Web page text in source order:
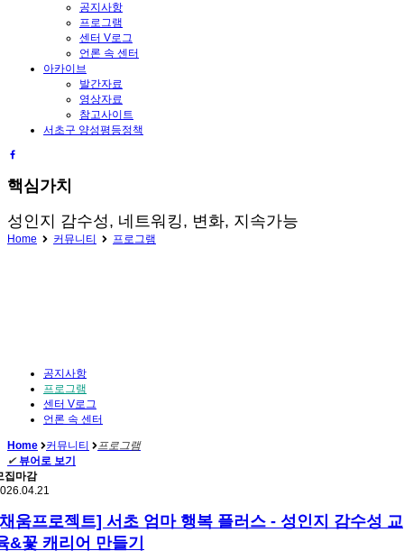
공지사항
프로그램
센터 V로그
언론 속 센터
아카이브
발간자료
영상자료
참고사이트
서초구 양성평등정책
핵심가치
성인지 감수성, 네트워킹, 변화, 지속가능
Home 커뮤니티 프로그램
공지사항
프로그램
센터 V로그
언론 속 센터
Home 커뮤니티
프로그램
✔ 뷰어로 보기
집마감
움프로젝트] 서초 엄마 행복 플러스 - 성인지 감수성 교
&꽃 캐리어 만들기